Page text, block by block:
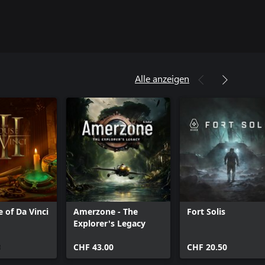
Alle anzeigen
of Da Vinci
Amerzone - The
Explorer's Legacy
CHF 43.00
Fort Solis
CHF 20.50